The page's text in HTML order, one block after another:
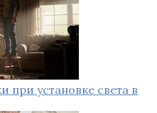
установке света в